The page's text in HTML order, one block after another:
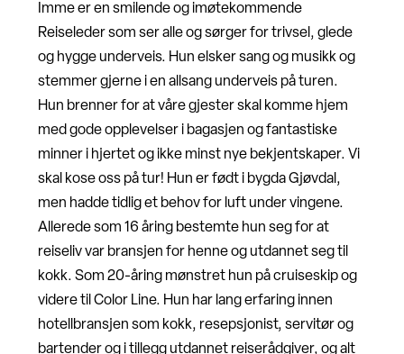
Imme er en smilende og imøtekommende
Reiseleder som ser alle og sørger for trivsel, glede
og hygge underveis. Hun elsker sang og musikk og
stemmer gjerne i en allsang underveis på turen.
Hun brenner for at våre gjester skal komme hjem
med gode opplevelser i bagasjen og fantastiske
minner i hjertet og ikke minst nye bekjentskaper. Vi
skal kose oss på tur! Hun er født i bygda Gjøvdal,
men hadde tidlig et behov for luft under vingene.
Allerede som 16 åring bestemte hun seg for at
reiseliv var bransjen for henne og utdannet seg til
kokk. Som 20-åring mønstret hun på cruiseskip og
videre til Color Line. Hun har lang erfaring innen
hotellbransjen som kokk, resepsjonist, servitør og
bartender og i tillegg utdannet reiserådgiver, og alt